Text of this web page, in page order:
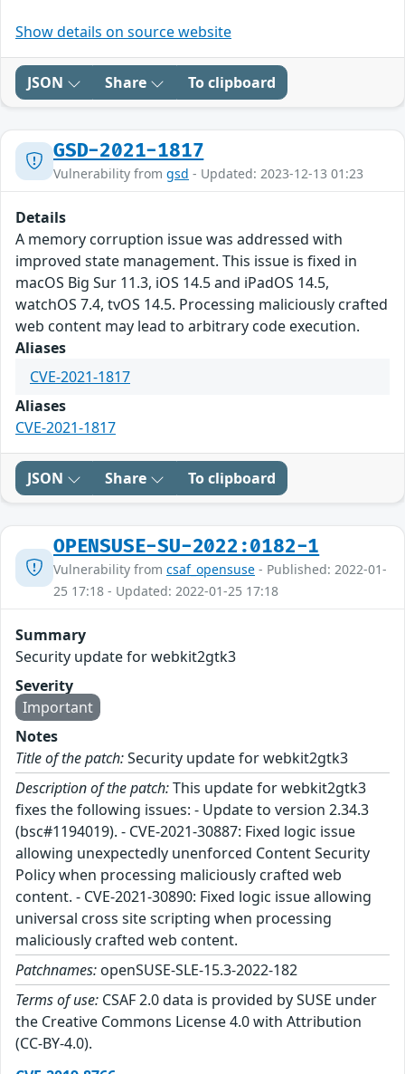
Show details on source website
JSON Share To clipboard
GSD-2021-1817
Vulnerability from gsd - Updated: 2023-12-13 01:23
Details
A memory corruption issue was addressed with
improved state management. This issue is fixed in
macOS Big Sur 11.3, iOS 14.5 and iPadOS 14.5,
watchOS 7.4, tvOS 14.5. Processing maliciously crafted
web content may lead to arbitrary code execution.
Aliases
CVE-2021-1817
Aliases
CVE-2021-1817
JSON Share To clipboard
OPENSUSE-SU-2022:0182-1
Vulnerability from csaf_opensuse - Published: 2022-01-
25 17:18 - Updated: 2022-01-25 17:18
Summary
Security update for webkit2gtk3
Severity
Important
Notes
Title of the patch:Security update for webkit2gtk3
Description of the patch:This update for webkit2gtk3
fixes the following issues: - Update to version 2.34.3
(bsc#1194019). - CVE-2021-30887: Fixed logic issue
allowing unexpectedly unenforced Content Security
Policy when processing maliciously crafted web
content. - CVE-2021-30890: Fixed logic issue allowing
universal cross site scripting when processing
maliciously crafted web content.
Patchnames: openSUSE-SLE-15.3-2022-182
Terms of use: CSAF 2.0 data is provided by SUSE under
the Creative Commons License 4.0 with Attribution
(CC-BY-4.0).